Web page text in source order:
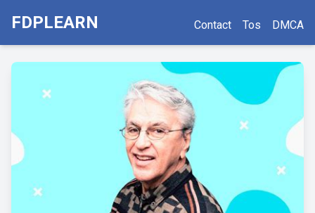
FDPLEARN Contact Tos DMCA